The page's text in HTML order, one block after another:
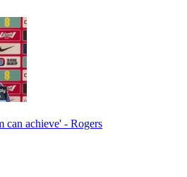
can achieve' - Rogers